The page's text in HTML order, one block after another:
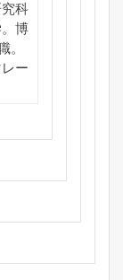
科
博
。
ー